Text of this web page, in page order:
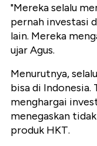
"Mereka selalu
pernah investasi
lain. Mereka
ujar Agus.
Menurutnya,
bisa di
menghargai
menegaskan
produk HKT.